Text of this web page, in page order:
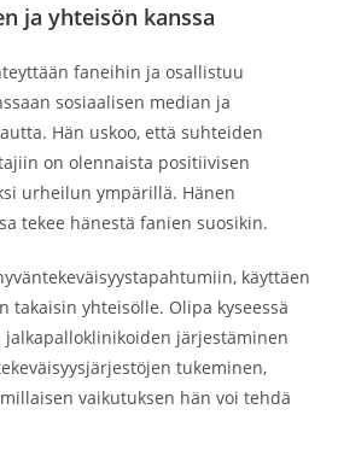
ja yhteisön kanssa
faneihin ja osallistuu
sosiaalisen median ja
Hän uskoo, että suhteiden
on olennaista positiivisen
urheilun ympärillä. Hänen
tekee hänestä fanien suosikin.
käyttäen
takaisin yhteisölle. Olipa kyseessä
järjestäminen
tukeminen,
vaikutuksen hän voi tehdä